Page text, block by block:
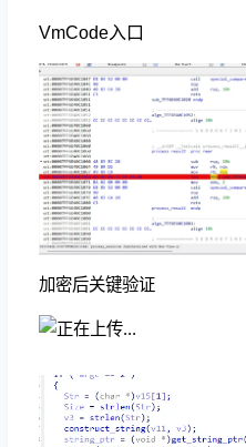
VmCode入口
加密后关键验证